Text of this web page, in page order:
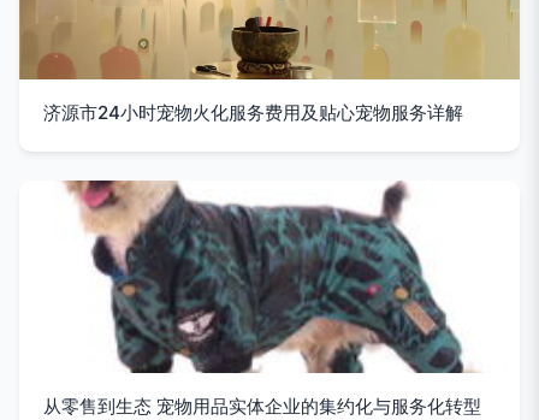
济源市24小时宠物火化服务费用及贴心宠物服务详解
从零售到生态 宠物用品实体企业的集约化与服务化转型